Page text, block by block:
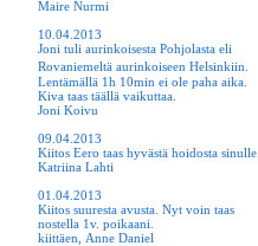
Maire Nurmi
10.04.2013
Joni tuli aurinkoisesta Pohjolasta eli
Rovaniemeltä aurinkoiseen Helsinkiin.
Lentämällä 1h 10min ei ole paha aika.
Kiva taas täällä vaikuttaa.
Joni Koivu
09.04.2013
Kiitos Eero taas hyvästä hoidosta sinulle.
Katriina Lahti
01.04.2013
Kiitos suuresta avusta. Nyt voin taas
nostella 1v. poikaani.
kiittäen, Anne Daniel